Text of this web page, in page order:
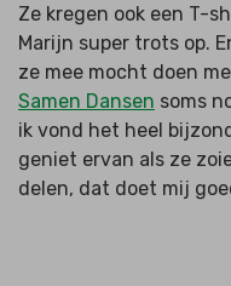
Ze kregen ook een T-
Marijn super trots op.
ze mee mocht doen
Samen Dansen soms
ik vond het heel
geniet ervan als ze
delen, dat doet mij